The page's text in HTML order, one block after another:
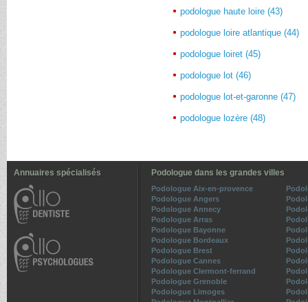
podologue haute loire (43)
podologue loire atlantique (44)
podologue loiret (45)
podologue lot (46)
podologue lot-et-garonne (47)
podologue lozère (48)
Annuaires spécialisés Podologue dans les grandes villes
Podologue Aix-en-provence
Podologue Angers
Podologue Annecy
Podologue Arras
Podologue Bayonne
Podologue Bordeaux
Podologue Brest
Podologue Cannes
Podologue Clermont-ferrand
Podologue Grenoble
Podologue Limoges